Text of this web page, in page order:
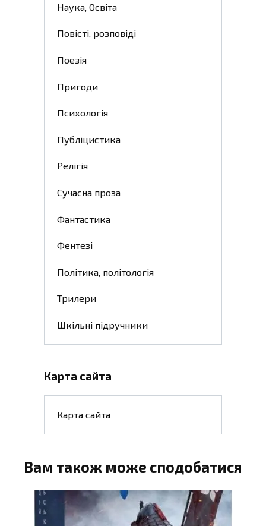
Наука, Освіта
Повісті, розповіді
Поезія
Пригоди
Психологія
Публіцистика
Релігія
Сучасна проза
Фантастика
Фентезі
Політика, політологія
Трилери
Шкільні підручники
Карта сайта
Карта сайта
Вам також може сподобатися